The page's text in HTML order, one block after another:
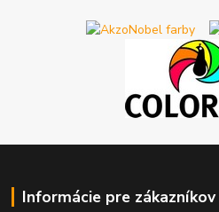
Informácie pre zákazníkov